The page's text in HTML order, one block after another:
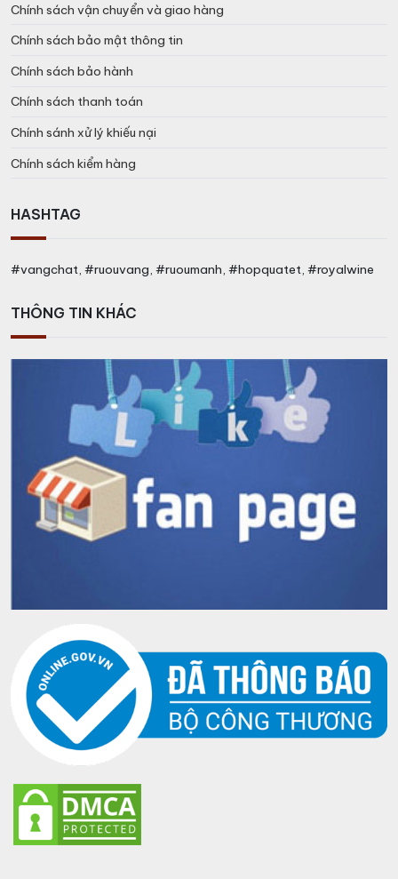
Sau đó, các thành phần được cất ra và tách ra thành
các loại rượu khác nhau.
4, Giai đoạn ủ và trưởng thành:
Rượu được ủ trong các thùng gỗ sồi để tạo ra hương vị
và màu sắc đặc trưng của sản phẩm.
5, Đóng chai:
Sau khi rượu Royal Salute 21 đủ trưởng thành, sản phẩm
được đóng vào các chai đặc biệt và đóng niêm phong
để bảo vệ chất lượng của sản phẩm.
Quy trình sản xuất rượu Royal Salute 21 là một quá trình
công phu và tinh tế, đòi hỏi sự chuyên nghiệp và sự tập
trung cao độ. Đây là lý do tại sao rượu Royal Salute 21
được coi là một trong những sản phẩmrượu đắt tiền
và cao cấp nhất trên thị trường.
Các loại rượu Chivas Royal Salute
21
Bắt đầu từ dòng Chivas 21 thì cái tên
thực sự là một món quà hết sức ý nghĩa thể hiện sự
Dòng Chivas 21 có 3 phiên bản với ba màu sắc khác
nhau, nhưng hương vị thì đều giống nhau:
Chivas 21 màu đỏ ruby
Chivas 21 màu xanh ngọc
Chivas 21 màu xanh lá
Chivas 21 Polo White
Chivas 21Hộp quà tết
tết cuối năm
Chính sách vận chuyển và giao hàng
Chính sách bảo mật thông tin
Chính sách bảo hành
Chính sách thanh toán
Chính sánh xử lý khiếu nại
Chính sách kiểm hàng
HASHTAG
#vangchat, #ruouvang, #ruoumanh, #hopquatet, #royalwine
THÔNG TIN KHÁC